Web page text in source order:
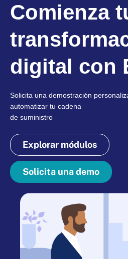
Comienza
digital con
Solicita una demostración
automatizar tu cadena
de suministro
Explorar módulos
Solicita una demo